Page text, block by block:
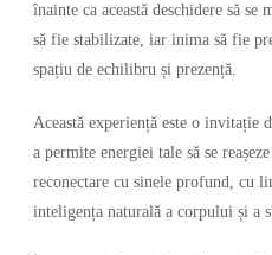
înainte ca această deschidere să se
să fie stabilizate, iar inima să fie
spațiu de echilibru și prezență.
Această experiență este o invitație
a permite energiei tale să se
reconectare cu sinele profund, cu
inteligența naturală a corpului și a